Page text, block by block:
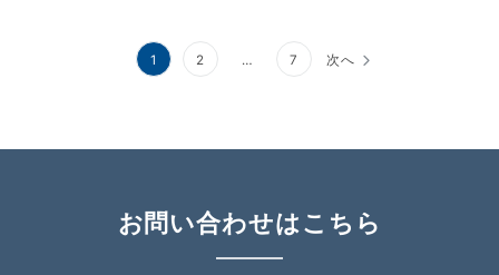
1 2 … 7 次へ
お問い合わせはこちら